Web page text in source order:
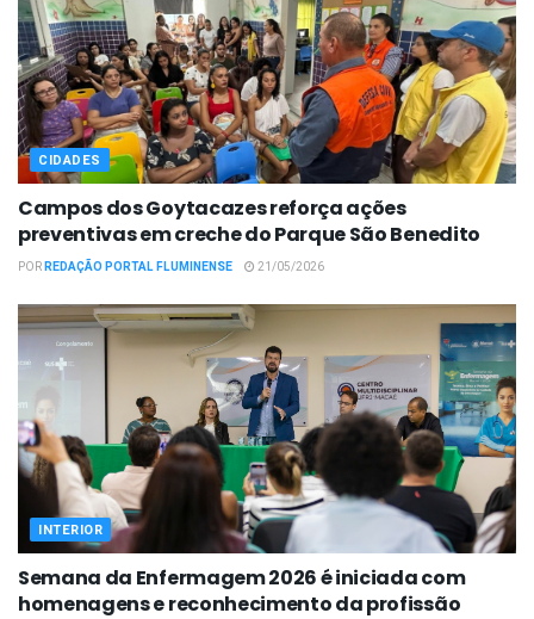
CIDADES
Campos dos Goytacazes reforça ações
preventivas em creche do Parque São Benedito
PORREDAÇÃO PORTAL FLUMINENSE 21/05/2026
INTERIOR
Semana da Enfermagem 2026 é iniciada com
homenagens e reconhecimento da profissão